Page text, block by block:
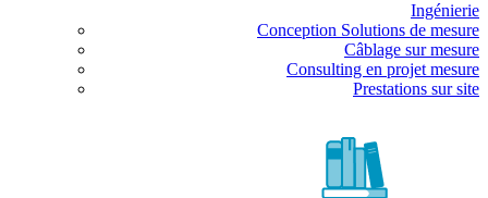
Ingénierie
Conception Solutions de mesure
Câblage sur mesure
Consulting en projet mesure
Prestations sur site